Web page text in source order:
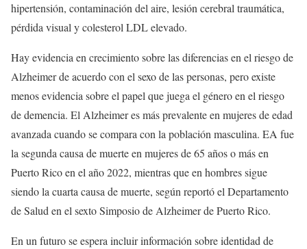
hipertensión, contaminación del aire, lesión cerebral traumática,
pérdida visual y colesterol LDL elevado.
Hay evidencia en crecimiento sobre las diferencias en el riesgo de
Alzheimer de acuerdo con el sexo de las personas, pero existe
menos evidencia sobre el papel que juega el género en el riesgo
de demencia. El Alzheimer es más prevalente en mujeres de edad
avanzada cuando se compara con la población masculina. EA fue
la segunda causa de muerte en mujeres de 65 años o más en
Puerto Rico en el año 2022, mientras que en hombres sigue
siendo la cuarta causa de muerte, según reportó el Departamento
de Salud en el sexto Simposio de Alzheimer de Puerto Rico.
En un futuro se espera incluir información sobre identidad de